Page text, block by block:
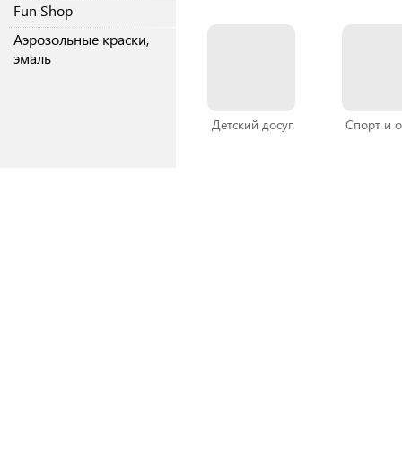
Fun Shop
Аэрозольные краски,
эмаль
Детский досуг Спорт и